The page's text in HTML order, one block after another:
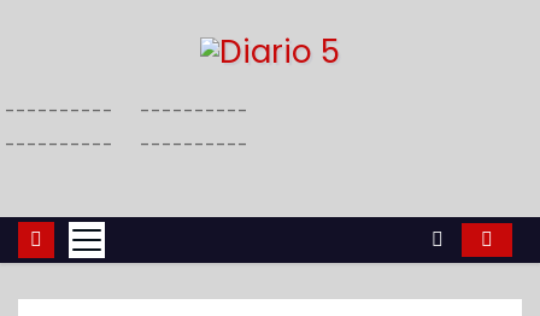
t
a
a
----------
----------
----------
----------